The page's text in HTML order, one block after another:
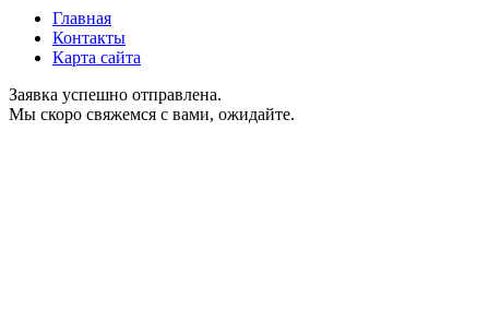
Главная
Контакты
Карта сайта
Заявка успешно отправлена.
Мы скоро свяжемся с вами, ожидайте.